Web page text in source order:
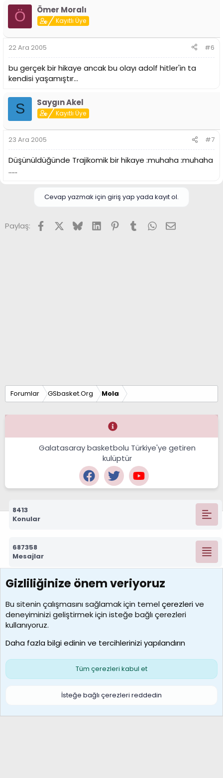
Ö Ömer Moralı
Kayıtlı Üye
22 Ara 2005 #6
bu gerçek bir hikaye ancak bu olayı adolf hitler'in ta
kendisi yaşamıştır...
S Saygın Akel
Kayıtlı Üye
23 Ara 2005 #7
Düşünüldüğünde Trajikomik bir hikaye :muhaha :muhaha
......
Cevap yazmak için giriş yap yada kayıt ol.
Paylaş: FacebookX (Twitter)
BlueskyLinkedInPinterest
TumblrWhatsApp
E-posta
Forumlar GSbasket.Org Mola
Galatasaray basketbolu Türkiye'ye getiren
kulüptür
8413
Konular
687358
Mesajlar
7392
Kullanıcılar
MosesBrownHayranı
Son üye
Çerezler
S
Gizliliğinize önem veriyoruz
Bu sitenin çalışmasını sağlamak için temelçerezlerive
deneyiminizi geliştirmek için isteğe bağlı çerezleri
kullanıyoruz.
Daha fazla bilgi edinin ve tercihlerinizi yapılandırın
Tüm çerezleri kabul et
İsteğe bağlı çerezleri reddedin